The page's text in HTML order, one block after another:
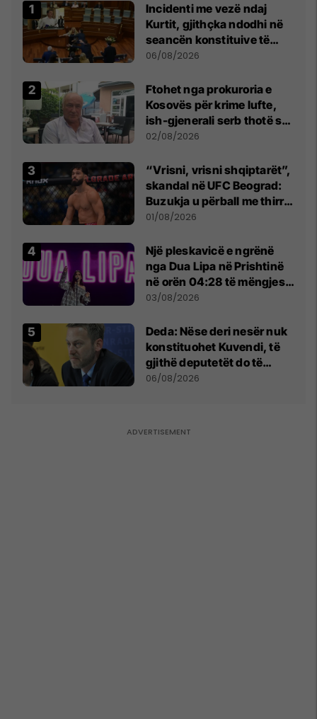
Incidenti me vezë ndaj
Kurtit, gjithçka ndodhi në
seancën konstituive të
Kuvendit
06/08/2026
Ftohet nga prokuroria e
Kosovës për krime lufte,
ish-gjenerali serb thotë se
dikush e tradhtoi në
02/08/2026
“Vrisni, vrisni shqiptarët”,
skandal në UFC Beograd:
Buzukja u përball me thirrje
anti-shqiptare nga
01/08/2026
Një pleskavicë e ngrënë
nga Dua Lipa në Prishtinë
në orën 04:28 të mëngjesit
- dhe bota digjitale serbe
03/08/2026
Deda: Nëse deri nesër nuk
konstituohet Kuvendi, të
gjithë deputetët do të
bëjnë shkelje të rëndë
06/08/2026